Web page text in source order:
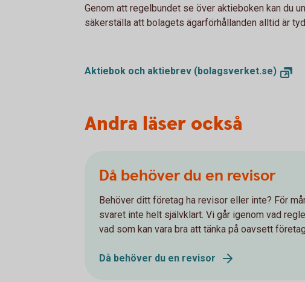
Genom att regelbundet se över aktieboken kan du
säkerställa att bolagets ägarförhållanden alltid är
Aktiebok och aktiebrev (bolagsverket.se)
Andra läser också
Då behöver du en revisor
Behöver ditt företag ha revisor eller inte? För
svaret inte helt självklart. Vi går igenom vad
vad som kan vara bra att tänka på oavsett
Då behöver du en revisor